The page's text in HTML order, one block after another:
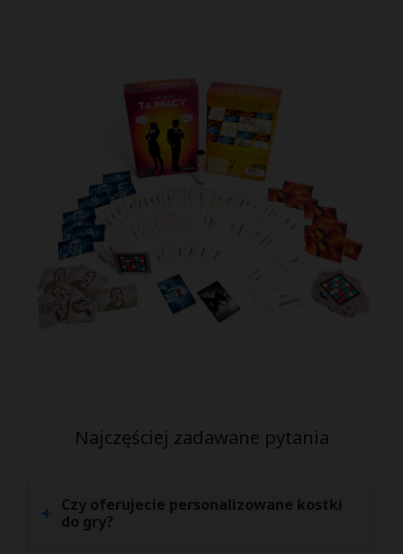
Najczęściej zadawane pytania
+ Czy oferujecie personalizowane kostki
do gry?